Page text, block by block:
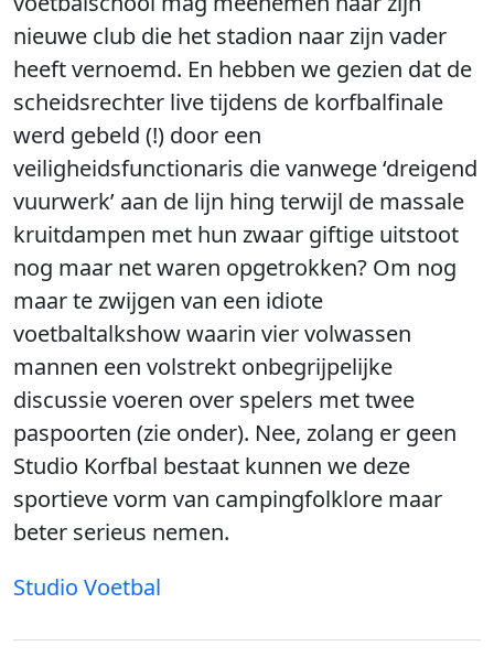
nieuwe club die het stadion naar zijn vader
heeft vernoemd. En hebben we gezien dat de
scheidsrechter live tijdens de korfbalfinale
werd gebeld (!) door een
veiligheidsfunctionaris die vanwege ‘dreigend
vuurwerk’ aan de lijn hing terwijl de massale
kruitdampen met hun zwaar giftige uitstoot
nog maar net waren opgetrokken? Om nog
maar te zwijgen van een idiote
voetbaltalkshow waarin vier volwassen
mannen een volstrekt onbegrijpelijke
discussie voeren over spelers met twee
paspoorten (zie onder). Nee, zolang er geen
Studio Korfbal bestaat kunnen we deze
sportieve vorm van campingfolklore maar
beter serieus nemen.
Studio Voetbal